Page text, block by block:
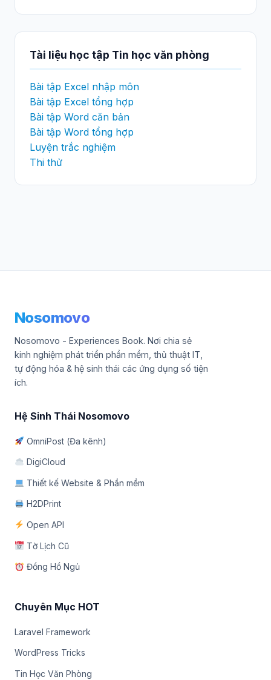
Tài liệu học tập Tin học văn phòng
Bài tập Excel nhập môn
Bài tập Excel tổng hợp
Bài tập Word căn bản
Bài tập Word tổng hợp
Luyện trắc nghiệm
Thi thử
Nosomovo
Nosomovo - Experiences Book. Nơi chia sẻ
kinh nghiệm phát triển phần mềm, thủ thuật IT,
tự động hóa & hệ sinh thái các ứng dụng số tiện
ích.
Hệ Sinh Thái Nosomovo
OmniPost (Đa kênh)
DigiCloud
Thiết kế Website & Phần mềm
H2DPrint
Open API
Tờ Lịch Cũ
Đồng Hồ Ngủ
Chuyên Mục HOT
Laravel Framework
WordPress Tricks
Tin Học Văn Phòng